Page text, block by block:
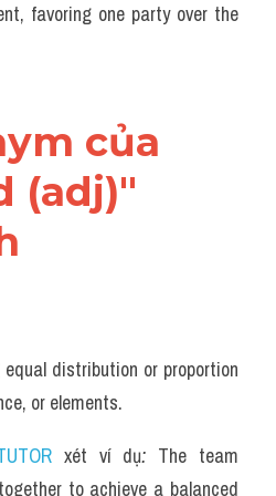
favoring one party over the
của
(adj)"
equal distribution or proportion
or elements.
xét ví dụ: The team
to achieve a balanced